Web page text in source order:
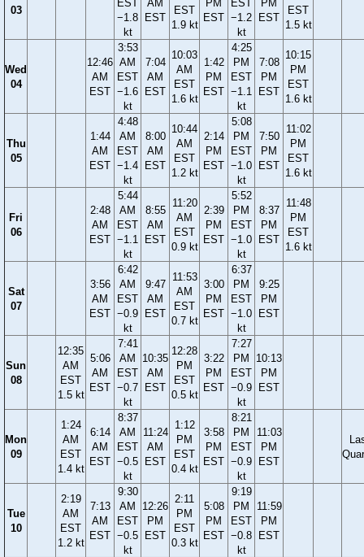
03
EST
−1.8
kt
AM
EST
EST
1.9 kt
PM
EST
EST
−1.2
kt
PM
EST
EST
1.5 kt
Wed
04
12:46
AM
EST
3:53
AM
EST
−1.6
kt
7:04
AM
EST
10:03
AM
EST
1.6 kt
1:42
PM
EST
4:25
PM
EST
−1.1
kt
7:08
PM
EST
10:15
PM
EST
1.6 kt
Thu
05
1:44
AM
EST
4:48
AM
EST
−1.4
kt
8:00
AM
EST
10:44
AM
EST
1.2 kt
2:14
PM
EST
5:08
PM
EST
−1.0
kt
7:50
PM
EST
11:02
PM
EST
1.6 kt
Fri
06
2:48
AM
EST
5:44
AM
EST
−1.1
kt
8:55
AM
EST
11:20
AM
EST
0.9 kt
2:39
PM
EST
5:52
PM
EST
−1.0
kt
8:37
PM
EST
11:48
PM
EST
1.6 kt
Sat
07
3:56
AM
EST
6:42
AM
EST
−0.9
kt
9:47
AM
EST
11:53
AM
EST
0.7 kt
3:00
PM
EST
6:37
PM
EST
−1.0
kt
9:25
PM
EST
Sun
08
12:35
AM
EST
1.5 kt
5:06
AM
EST
7:41
AM
EST
−0.7
kt
10:35
AM
EST
12:28
PM
EST
0.5 kt
3:22
PM
EST
7:27
PM
EST
−0.9
kt
10:13
PM
EST
Mon
09
1:24
AM
EST
1.4 kt
6:14
AM
EST
8:37
AM
EST
−0.5
kt
11:24
AM
EST
1:12
PM
EST
0.4 kt
3:58
PM
EST
8:21
PM
EST
−0.9
kt
11:03
PM
EST
Tue
10
2:19
AM
EST
1.2 kt
7:13
AM
EST
9:30
AM
EST
−0.5
kt
12:26
PM
EST
2:11
PM
EST
0.3 kt
5:08
PM
EST
9:19
PM
EST
−0.8
kt
11:59
PM
EST